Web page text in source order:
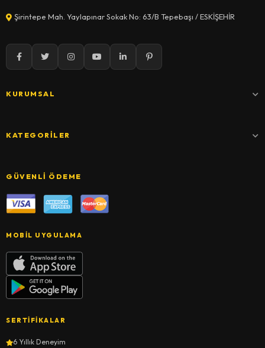
Şirintepe Mah. Yaylapınar Sokak No: 63/B Tepebaşı / ESKİŞEHİR
KURUMSAL
KATEGORILER
GÜVENLI ÖDEME
MOBIL UYGULAMA
SERTIFIKALAR
6 Yıllık Deneyim